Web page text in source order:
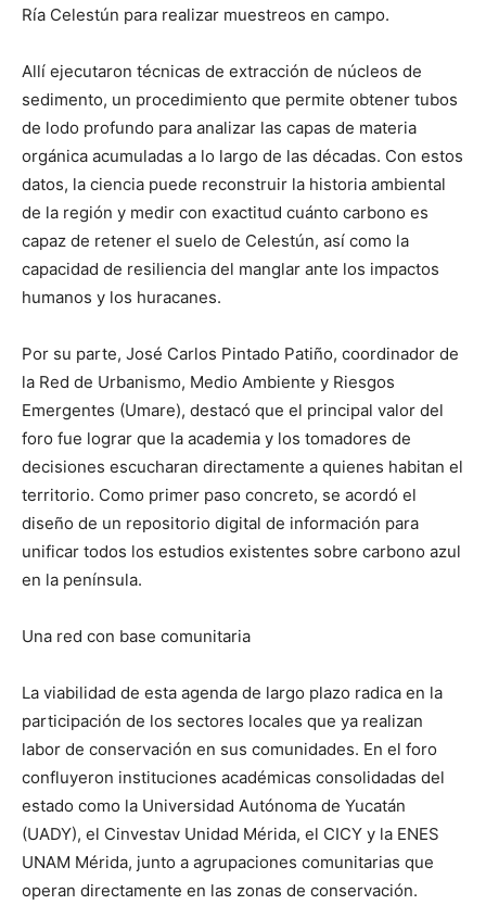
Ría Celestún para realizar muestreos en campo.
Allí ejecutaron técnicas de extracción de núcleos de
sedimento, un procedimiento que permite obtener tubos
de lodo profundo para analizar las capas de materia
orgánica acumuladas a lo largo de las décadas. Con estos
datos, la ciencia puede reconstruir la historia ambiental
de la región y medir con exactitud cuánto carbono es
capaz de retener el suelo de Celestún, así como la
capacidad de resiliencia del manglar ante los impactos
humanos y los huracanes.
Por su parte, José Carlos Pintado Patiño, coordinador de
la Red de Urbanismo, Medio Ambiente y Riesgos
Emergentes (Umare), destacó que el principal valor del
foro fue lograr que la academia y los tomadores de
decisiones escucharan directamente a quienes habitan el
territorio. Como primer paso concreto, se acordó el
diseño de un repositorio digital de información para
unificar todos los estudios existentes sobre carbono azul
en la península.
Una red con base comunitaria
La viabilidad de esta agenda de largo plazo radica en la
participación de los sectores locales que ya realizan
labor de conservación en sus comunidades. En el foro
confluyeron instituciones académicas consolidadas del
estado como la Universidad Autónoma de Yucatán
(UADY), el Cinvestav Unidad Mérida, el CICY y la ENES
UNAM Mérida, junto a agrupaciones comunitarias que
operan directamente en las zonas de conservación.